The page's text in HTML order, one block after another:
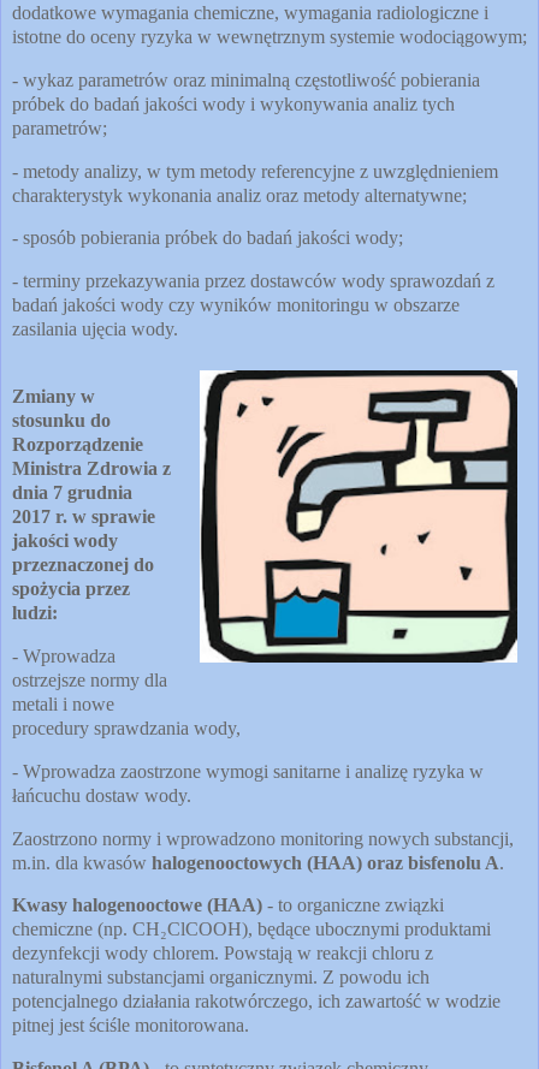
dodatkowe wymagania chemiczne, wymagania radiologiczne i
istotne do oceny ryzyka w wewnętrznym systemie wodociągowym;
- wykaz parametrów oraz minimalną częstotliwość pobierania
próbek do badań jakości wody i wykonywania analiz tych
parametrów;
- metody analizy, w tym metody referencyjne z uwzględnieniem
charakterystyk wykonania analiz oraz metody alternatywne;
- sposób pobierania próbek do badań jakości wody;
- terminy przekazywania przez dostawców wody sprawozdań z
badań jakości wody czy wyników monitoringu w obszarze
zasilania ujęcia wody.
Zmiany w
stosunku do
Rozporządzenie
Ministra Zdrowia z
dnia 7 grudnia
2017 r. w sprawie
jakości wody
przeznaczonej do
spożycia przez
ludzi:
- Wprowadza
ostrzejsze normy dla
metali i nowe
procedury sprawdzania wody,
- Wprowadza zaostrzone wymogi sanitarne i analizę ryzyka w
łańcuchu dostaw wody.
Zaostrzono normy i wprowadzono monitoring nowych substancji,
m.in. dla kwasów halogenooctowych (HAA) oraz bisfenolu A.
Kwasy halogenooctowe (HAA) - to organiczne związki
chemiczne (np. CH₂ClCOOH), będące ubocznymi produktami
dezynfekcji wody chlorem. Powstają w reakcji chloru z
naturalnymi substancjami organicznymi. Z powodu ich
potencjalnego działania rakotwórczego, ich zawartość w wodzie
pitnej jest ściśle monitorowana.